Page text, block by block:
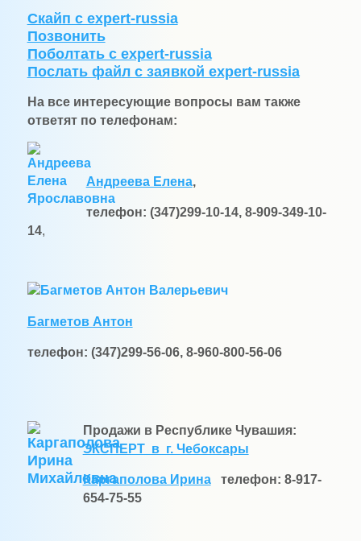
Скайп с expert-russia
Позвонить
Поболтать с expert-russia
Послать файл c заявкой expert-russia
На все интересующие вопросы вам также
ответят по телефонам:
Андреева Елена,
телефон: (347)299-10-14, 8-909-349-10-
14,
Багметов Антон
телефон: (347)299-56-06, 8-960-800-56-06
Продажи в Республике Чувашия:
ЭКСПЕРТ в г. Чебоксары
Каргаполова Иринателефон: 8-917-
654-75-55